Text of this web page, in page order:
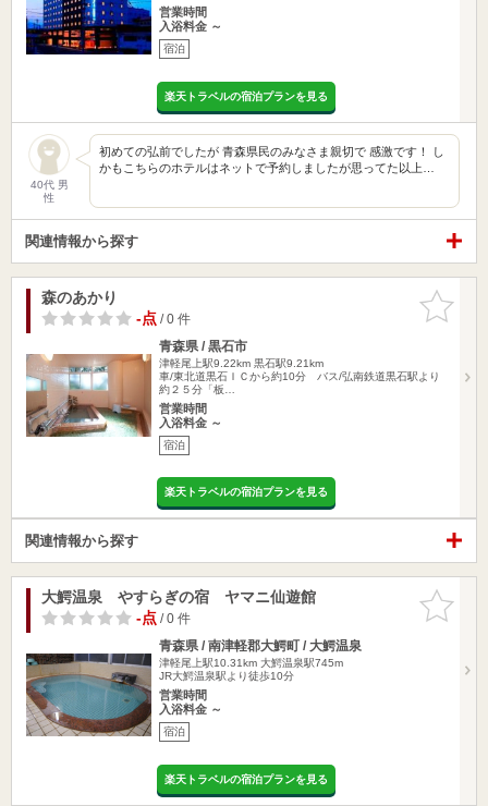
営業時間
入浴料金 ～
宿泊
楽天トラベルの宿泊プランを見る
40代 男
性
初めての弘前でしたが 青森県民のみなさま親切で 感激です！ し
かもこちらのホテルはネットで予約しましたが思ってた以上…
関連情報から探す
お気に入
りに追加
森のあかり
-点/ 0 件
青森県 / 黒石市
津軽尾上駅9.22km 黒石駅9.21km
車/東北道黒石ＩＣから約10分 バス/弘南鉄道黒石駅より
約２５分「板…
営業時間
入浴料金 ～
宿泊
楽天トラベルの宿泊プランを見る
関連情報から探す
お気に入
りに追加
大鰐温泉 やすらぎの宿 ヤマニ仙遊館
-点/ 0 件
青森県 / 南津軽郡大鰐町 / 大鰐温泉
津軽尾上駅10.31km 大鰐温泉駅745m
JR大鰐温泉駅より徒歩10分
営業時間
入浴料金 ～
宿泊
楽天トラベルの宿泊プランを見る